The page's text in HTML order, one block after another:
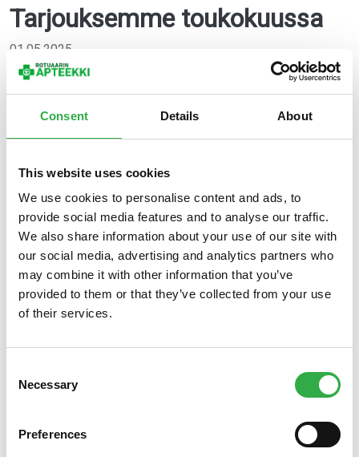
Consent Details About
This website uses cookies
We use cookies to personalise content and ads, to
provide social media features and to analyse our traffic.
We also share information about your use of our site with
our social media, advertising and analytics partners who
may combine it with other information that you’ve
provided to them or that they’ve collected from your use
of their services.
Selection
Necessary
Preferences
Tarjouksemme toukokuussa
01.05.2025
Tarjouksemme toukokuussa 2025 tässä, oleppa hyvä!
Samat tarjoukset löydät apteekistamme Oulun
keskustastatai
kiusaamat silmät sekä nenä saavat tehokasta
hoitaa edullisesti. Suoliston tueksi tarjoamme
keskelle raikasta oloa tuovat tehokkaat antiperspirantit.
Voit hoitaa kaikki apteekkiasiat kätevästi samalla kerralla